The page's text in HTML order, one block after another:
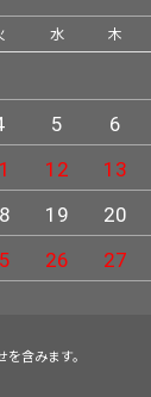
水 木
5 6
12 13
19 20
26 27
含みます。